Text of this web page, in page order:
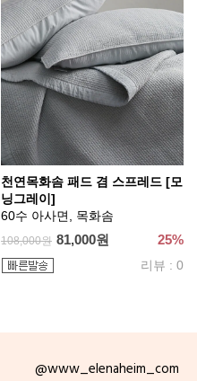
천연목화솜 패드 겸 스프레드 [모
닝그레이]
60수 아사면, 목화솜
108,000원 81,000원 25%
리뷰 : 0
@www_elenaheim_com